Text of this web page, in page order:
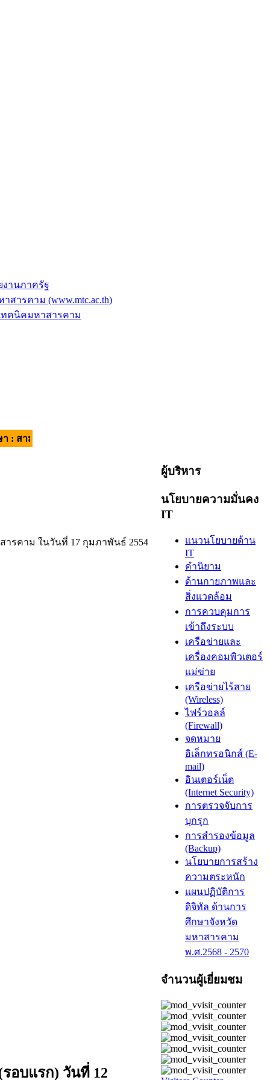
งานภาครัฐ
ารคาม (www.mtc.ac.th)
ทคนิคมหาสารคาม
มัคคี มีวินัย ใส่ใจบริการ | อัตลักษณ์ของผู้เรียน : วินัยดี มีทักษะ |
รคาม ในวันที่ 17 กุมภาพันธ์ 2554
อบแรก) วันที่ 12
ผู้บริหาร
นโยบายความมั่นคง
IT
แนวนโยบายด้าน
IT
คำนิยาม
ด้านกายภาพและ
สิ่งแวดล้อม
การควบคุมการ
เข้าถึงระบบ
เครือข่ายและ
เครื่องคอมพิวเตอร์
แม่ข่าย
เครือข่ายไร้สาย
(Wireless)
ไฟร์วอลล์
(Firewall)
จดหมาย
อิเล็กทรอนิกส์ (E-
mail)
อินเตอร์เน็ต
(Internet Security)
การตรวจจับการ
บุกรุก
การสำรองข้อมูล
(Backup)
นโยบายการสร้าง
ความตระหนัก
แผนปฏิบัติการ
ดิจิทัล ด้านการ
ศึกษาจังหวัด
มหาสารคาม
พ.ศ.2568 - 2570
จำนวนผู้เยี่ยมชม